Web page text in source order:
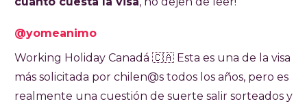
@yomeanimo
Working Holiday Canadá 🇨🇦​ Esta es una de la visa
más solicitada por chilen@s todos los años, pero es
realmente una cuestión de suerte salir sorteados y